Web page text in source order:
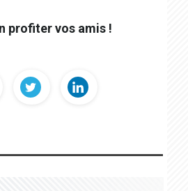
profiter vos amis !